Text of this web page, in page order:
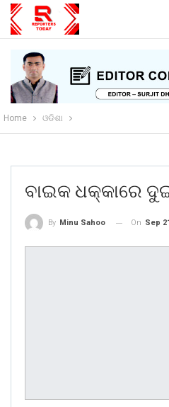
Home ଓଡିଶା
ବାଇକ ଧକ୍କାରେ
By Minu Sahoo On Sep